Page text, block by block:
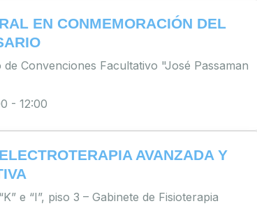
EN CONMEMORACIÓN DEL
de Convenciones Facultativo "José Passaman
- 12:00
AVANZADA Y
e “I”, piso 3 – Gabinete de Fisioterapia